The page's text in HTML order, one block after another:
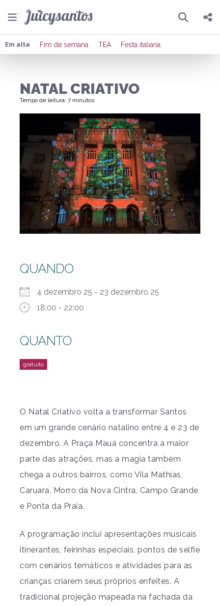
Pesquisar
Compartilhar
Publicar no Facebook
Publicar no X
Em alta Fim de semana TEA Festa italiana
NATAL CRIATIVO
Tempo de leitura: 7 minutos
QUANDO
4 dezembro 25 - 23 dezembro 25
18:00 - 22:00
QUANTO
O Natal Criativo volta a transformar Santos
em um grande cenário natalino entre 4 e 23 de
dezembro. A Praça Mauá concentra a maior
parte das atrações, mas a magia também
chega a outros bairros, como Vila Mathias,
Caruara, Morro da Nova Cintra, Campo Grande
e Ponta da Praia.
A programação inclui apresentações musicais
itinerantes, feirinhas especiais, pontos de selfie
com cenários temáticos e atividades para as
crianças criarem seus próprios enfeites. A
tradicional projeção mapeada na fachada da